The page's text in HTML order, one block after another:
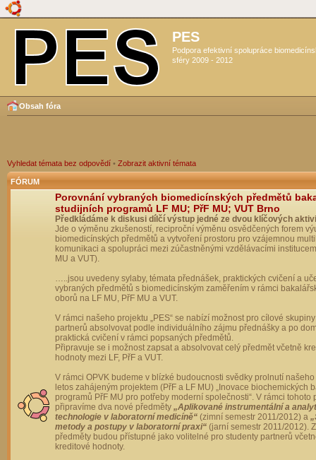
PES
Podpora efektivní spolupráce
sféry 2009 - 2012
Obsah fóra
Vyhledat témata bez odpovědí • Zobrazit aktivní témata
FÓRUM
Porovnání vybraných biomedicínských předmětů
studijních programů LF MU; PřF MU; VUT Brno
Předkládáme k diskusi dílčí výstup jedné ze dvou klíčových
Jde o výměnu zkušeností, reciproční výměnu osvědčených forem
biomedicínských předmětů a vytvoření prostoru pro vzájemnou
komunikaci a spolupráci mezi zúčastněnými vzdělávacími
MU a VUT).
…..jsou uvedeny sylaby, témata přednášek, praktických cvičení a
vybraných předmětů s biomedicínským zaměřením v rámci
oborů na LF MU, PřF MU a VUT.
V rámci našeho projektu „PES“ se nabízí možnost pro cílové
partnerů absolvovat podle individuálního zájmu přednášky a po
praktická cvičení v rámci popsaných předmětů.
Připravuje se i možnost zapsat a absolvovat celý předmět včetně
hodnoty mezi LF, PřF a VUT.
V rámci OPVK budeme v blízké budoucnosti svědky prolnutí
letos zahájeným projektem (PřF a LF MU) „Inovace biochemických
programů PřF MU pro potřeby moderní společnosti“. V rámci tohoto
připravíme dva nové předměty „Aplikované instrumentální a
technologie v laboratorní medicíně“ (zimní semestr 2011/2012) a
metody a postupy v laboratorní praxi“ (jarní semestr 2011/2012).
předměty budou přístupné jako volitelné pro studenty partnerů
kreditové hodnoty.